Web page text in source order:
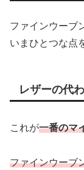
ファインウーブ
いまひとつな点
レザーの代
これが一番のマ
ファインウーブ